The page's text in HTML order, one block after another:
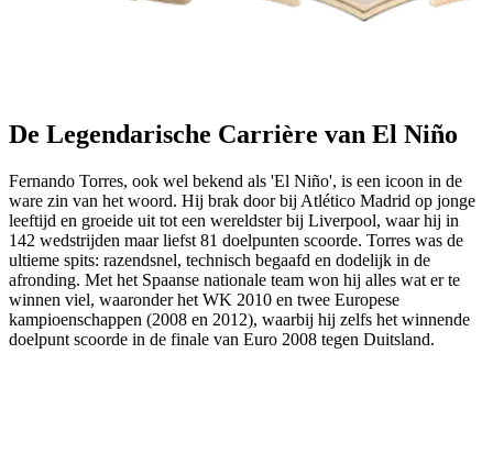
De Legendarische Carrière van El Niño
Fernando Torres, ook wel bekend als 'El Niño', is een icoon in de
ware zin van het woord. Hij brak door bij Atlético Madrid op jonge
leeftijd en groeide uit tot een wereldster bij Liverpool, waar hij in
142 wedstrijden maar liefst 81 doelpunten scoorde. Torres was de
ultieme spits: razendsnel, technisch begaafd en dodelijk in de
afronding. Met het Spaanse nationale team won hij alles wat er te
winnen viel, waaronder het WK 2010 en twee Europese
kampioenschappen (2008 en 2012), waarbij hij zelfs het winnende
doelpunt scoorde in de finale van Euro 2008 tegen Duitsland.